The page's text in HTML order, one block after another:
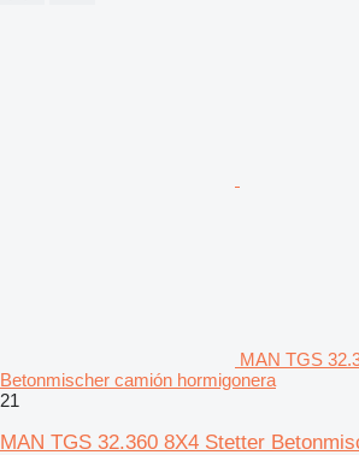
MAN TGS
Betonmischer camión hormigonera
21
MAN TGS 32.360 8X4 Stetter